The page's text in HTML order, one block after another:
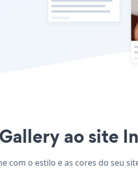
ao site
com o estilo e as cores do seu